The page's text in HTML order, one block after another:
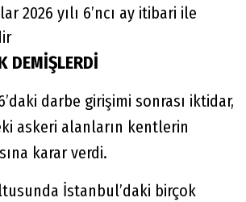
2026 yılı 6’ncı ay itibari ile
DEMİŞLERDİ
darbe girişimi sonrası iktidar,
askeri alanların kentlerin
karar verdi.
İstanbul’daki birçok